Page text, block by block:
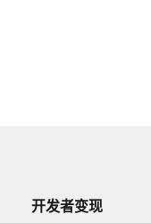
开发者变现